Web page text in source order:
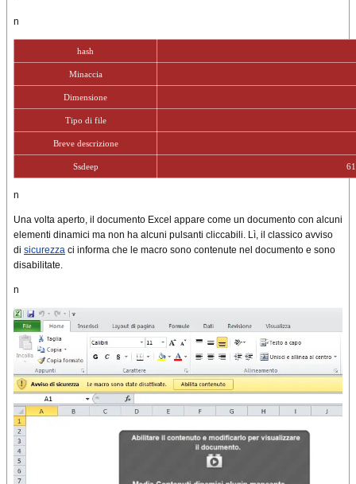
n
hash
Minaccia
Dimensione
Tipo di file
Breve descrizione
Ssdeep
n
Una volta aperto, il documento Excel appare come un documento con alcuni
elementi dinamici ma non ha alcuni pulsanti cliccabili. Lì, il classico avviso
di sicurezza ci informa che le macro sono contenute nel documento e sono
disabilitate.
n